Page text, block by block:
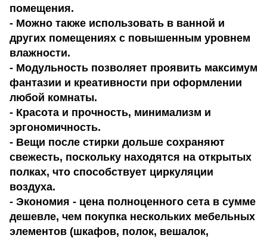
помещения.
- Можно также использовать в ванной и
других помещениях с повышенным уровнем
влажности.
- Модульность позволяет проявить максимум
фантазии и креативности при оформлении
любой комнаты.
- Красота и прочность, минимализм и
эргономичность.
- Вещи после стирки дольше сохраняют
свежесть, поскольку находятся на открытых
полках, что способствует циркуляции
воздуха.
- Экономия - цена полноценного сета в сумме
дешевле, чем покупка нескольких мебельных
элементов (шкафов, полок, вешалок,